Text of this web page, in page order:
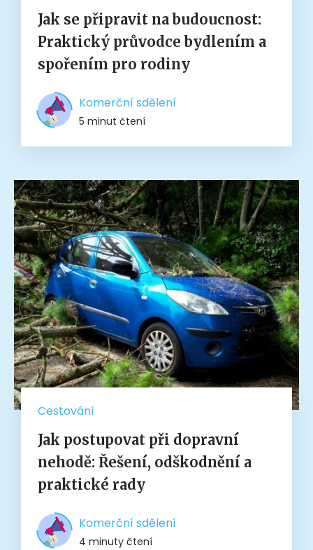
Jak se připravit na budoucnost:
Praktický průvodce bydlením a
spořením pro rodiny
Komerční sdělení
5 minut čtení
Cestování
Jak postupovat při dopravní
nehodě: Řešení, odškodnění a
praktické rady
Komerční sdělení
4 minuty čtení